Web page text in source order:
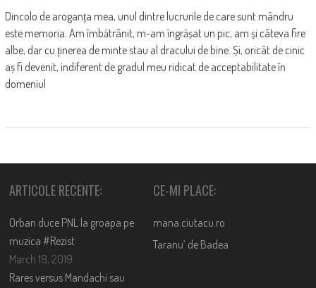
Dincolo de aroganța mea, unul dintre lucrurile de care sunt mândru
este memoria. Am îmbătrânit, m-am îngrășat un pic, am și câteva fire
albe, dar cu ținerea de minte stau al dracului de bine. Și, oricât de cinic
aș fi devenit, indiferent de gradul meu ridicat de acceptabilitate în
domeniul
ARTICOLE RECENTE:
Orban duce PNL la groapa pe
muzica #Rezist
March 19, 2019
Rares versus Mandachi sau
CE-MI PLACE:
mana.ciutacu.ro
Taranu’ de Badea